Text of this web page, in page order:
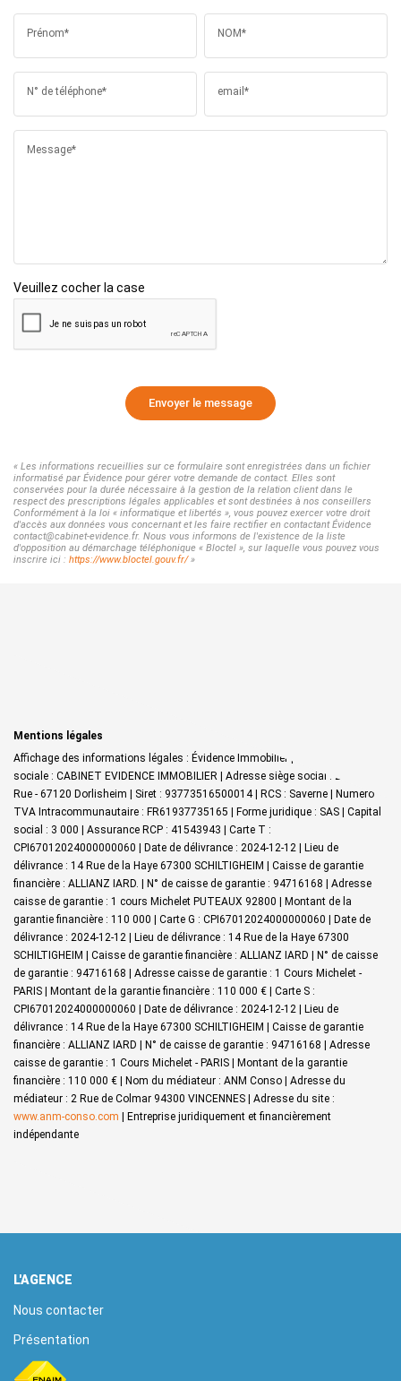
Prénom* NOM*
N° de téléphone* email*
Message*
Veuillez cocher la case
Envoyer le message
« Les informations recueillies sur ce formulaire sont enregistrées dans un fichier
informatisé par Évidence pour gérer votre demande de contact. Elles sont
conservées pour la durée nécessaire à la gestion de la relation client dans le
respect des prescriptions légales applicables et sont destinées à nos conseillers
Conformément à la loi « informatique et libertés », vous pouvez exercer votre droit
d'accès aux données vous concernant et les faire rectifier en contactant Évidence
contact@cabinet-evidence.fr. Nous vous informons de l'existence de la liste
d'opposition au démarchage téléphonique « Bloctel », sur laquelle vous pouvez vous
inscrire ici : https://www.bloctel.gouv.fr/»
Mentions légales
Affichage des informations légales : Évidence Immobilier | Raison
sociale : CABINET EVIDENCE IMMOBILIER | Adresse siège social : 27 Grand
Rue - 67120 Dorlisheim | Siret : 93773516500014 | RCS : Saverne | Numero
TVA Intracommunautaire : FR61937735165 | Forme juridique : SAS | Capital
social : 3 000 | Assurance RCP : 41543943 | Carte T :
CPI67012024000000060 | Date de délivrance : 2024-12-12 | Lieu de
délivrance : 14 Rue de la Haye 67300 SCHILTIGHEIM | Caisse de garantie
financière : ALLIANZ IARD. | N° de caisse de garantie : 94716168 | Adresse
caisse de garantie : 1 cours Michelet PUTEAUX 92800 | Montant de la
garantie financière : 110 000 | Carte G : CPI67012024000000060 | Date de
délivrance : 2024-12-12 | Lieu de délivrance : 14 Rue de la Haye 67300
SCHILTIGHEIM | Caisse de garantie financière : ALLIANZ IARD | N° de caisse
de garantie : 94716168 | Adresse caisse de garantie : 1 Cours Michelet -
PARIS | Montant de la garantie financière : 110 000 € | Carte S :
CPI67012024000000060 | Date de délivrance : 2024-12-12 | Lieu de
délivrance : 14 Rue de la Haye 67300 SCHILTIGHEIM | Caisse de garantie
financière : ALLIANZ IARD | N° de caisse de garantie : 94716168 | Adresse
caisse de garantie : 1 Cours Michelet - PARIS | Montant de la garantie
financière : 110 000 € | Nom du médiateur : ANM Conso | Adresse du
médiateur : 2 Rue de Colmar 94300 VINCENNES | Adresse du site :
www.anm-conso.com | Entreprise juridiquement et financièrement
indépendante
L'AGENCE
Nous contacter
Présentation